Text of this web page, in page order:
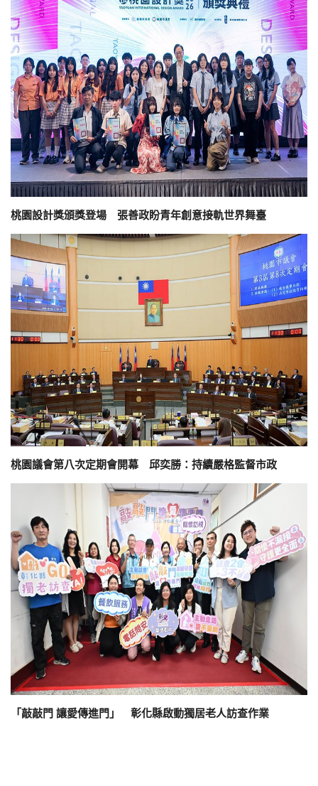
桃園設計獎頒獎登場 張善政盼青年創意接軌世界舞臺
桃園議會第八次定期會開幕 邱奕勝：持續嚴格監督市政
「敲敲門 讓愛傳進門」 彰化縣啟動獨居老人訪查作業